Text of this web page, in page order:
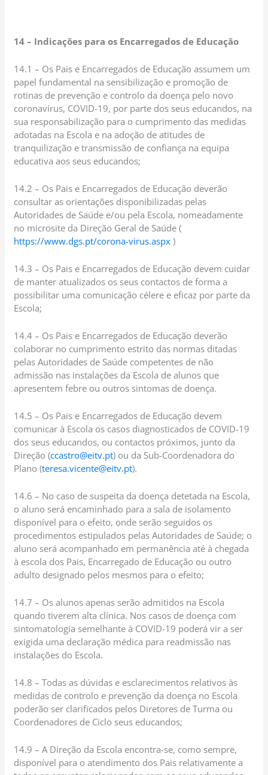
14 – Indicações para os Encarregados de Educação
14.1 – Os Pais e Encarregados de Educação assumem um
papel fundamental na sensibilização e promoção de
rotinas de prevenção e controlo da doença pelo novo
coronavírus, COVID-19, por parte dos seus educandos, na
sua responsabilização para o cumprimento das medidas
adotadas na Escola e na adoção de atitudes de
tranquilização e transmissão de confiança na equipa
educativa aos seus educandos;
14.2 – Os Pais e Encarregados de Educação deverão
consultar as orientações disponibilizadas pelas
Autoridades de Saúde e/ou pela Escola, nomeadamente
no microsite da Direção Geral de Saúde (
https://www.dgs.pt/corona-virus.aspx )
14.3 – Os Pais e Encarregados de Educação devem cuidar
de manter atualizados os seus contactos de forma a
possibilitar uma comunicação célere e eficaz por parte da
Escola;
14.4 – Os Pais e Encarregados de Educação deverão
colaborar no cumprimento estrito das normas ditadas
pelas Autoridades de Saúde competentes de não
admissão nas instalações da Escola de alunos que
apresentem febre ou outros sintomas de doença.
14.5 – Os Pais e Encarregados de Educação devem
comunicar à Escola os casos diagnosticados de COVID-19
dos seus educandos, ou contactos próximos, junto da
Direção (ccastro@eitv.pt) ou da Sub-Coordenadora do
Plano (teresa.vicente@eitv.pt).
14.6 – No caso de suspeita da doença detetada na Escola,
o aluno será encaminhado para a sala de isolamento
disponível para o efeito, onde serão seguidos os
procedimentos estipulados pelas Autoridades de Saúde; o
aluno será acompanhado em permanência até à chegada
à escola dos Pais, Encarregado de Educação ou outro
adulto designado pelos mesmos para o efeito;
14.7 – Os alunos apenas serão admitidos na Escola
quando tiverem alta clínica. Nos casos de doença com
sintomatologia semelhante à COVID-19 poderá vir a ser
exigida uma declaração médica para readmissão nas
instalações do Escola.
14.8 – Todas as dúvidas e esclarecimentos relativos às
medidas de controlo e prevenção da doença no Escola
poderão ser clarificados pelos Diretores de Turma ou
Coordenadores de Ciclo seus educandos;
14.9 – A Direção da Escola encontra-se, como sempre,
disponível para o atendimento dos Pais relativamente a